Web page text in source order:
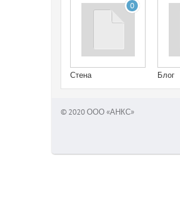
0
Стена Блог
© 2020 ООО «АНКС»